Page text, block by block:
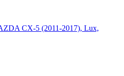
CX-5 (2011-2017), Lux,